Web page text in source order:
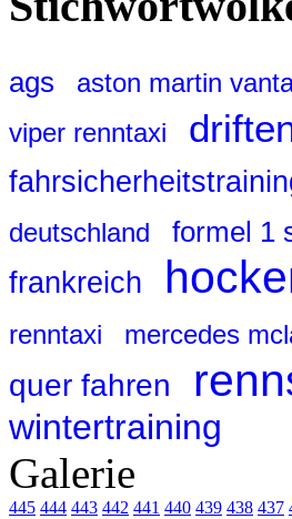
ags aston martin
viper renntaxi
deutschland formel 1
frankreich
renntaxi mercedes
quer fahren
wintertraining
Galerie
445 444 443 442 441 440 439 438 437